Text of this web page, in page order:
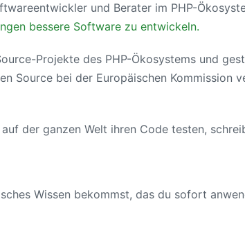
und Berater im PHP-
bessere Software zu entwickeln.
Projekte des PHP-Ökosystems und
Source bei der Europäischen Kommission
der ganzen Welt ihren Code testen,
Wissen bekommst, das du sofort